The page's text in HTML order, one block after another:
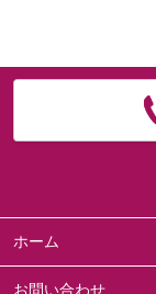
ホーム
お問い合わせ